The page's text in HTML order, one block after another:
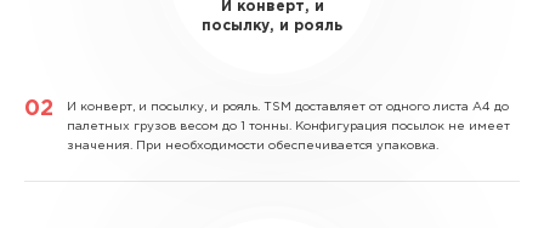
И конверт, и
посылку, и рояль
И конверт, и посылку, и рояль. TSM доставляет от одного листа А4 до
палетных грузов весом до 1 тонны. Конфигурация посылок не имеет
значения. При необходимости обеспечивается упаковка.